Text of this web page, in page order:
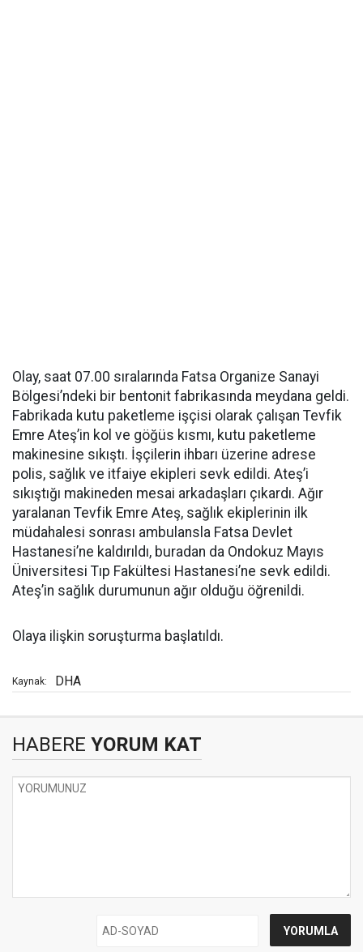
Olay, saat 07.00 sıralarında Fatsa Organize Sanayi
Bölgesi’ndeki bir bentonit fabrikasında meydana geldi.
Fabrikada kutu paketleme işçisi olarak çalışan Tevfik
Emre Ateş’in kol ve göğüs kısmı, kutu paketleme
makinesine sıkıştı. İşçilerin ihbarı üzerine adrese
polis, sağlık ve itfaiye ekipleri sevk edildi. Ateş’i
sıkıştığı makineden mesai arkadaşları çıkardı. Ağır
yaralanan Tevfik Emre Ateş, sağlık ekiplerinin ilk
müdahalesi sonrası ambulansla Fatsa Devlet
Hastanesi’ne kaldırıldı, buradan da Ondokuz Mayıs
Üniversitesi Tıp Fakültesi Hastanesi’ne sevk edildi.
Ateş’in sağlık durumunun ağır olduğu öğrenildi.
Olaya ilişkin soruşturma başlatıldı.
Kaynak: DHA
HABERE YORUM KAT